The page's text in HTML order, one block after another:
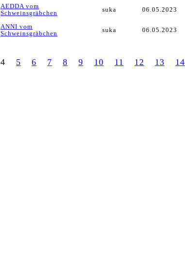
AEDDA vom
Schweinsgräbchen
suka 06.05.2023
ANNI vom
Schweinsgräbchen
suka 06.05.2023
4 5 6 7 8 9 10 11 12 13 14